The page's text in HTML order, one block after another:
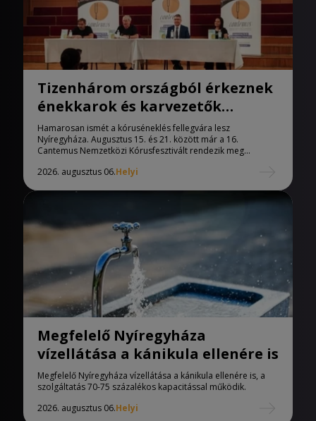
Tizenhárom országból érkeznek
énekkarok és karvezetők
Nyíregyházára
Hamarosan ismét a kóruséneklés fellegvára lesz
Nyíregyháza. Augusztus 15. és 21. között már a 16.
Cantemus Nemzetközi Kórusfesztivált rendezik meg...
2026. augusztus 06.Helyi
Megfelelő Nyíregyháza
vízellátása a kánikula ellenére is
Megfelelő Nyíregyháza vízellátása a kánikula ellenére is, a
szolgáltatás 70-75 százalékos kapacitással működik.
2026. augusztus 06.Helyi